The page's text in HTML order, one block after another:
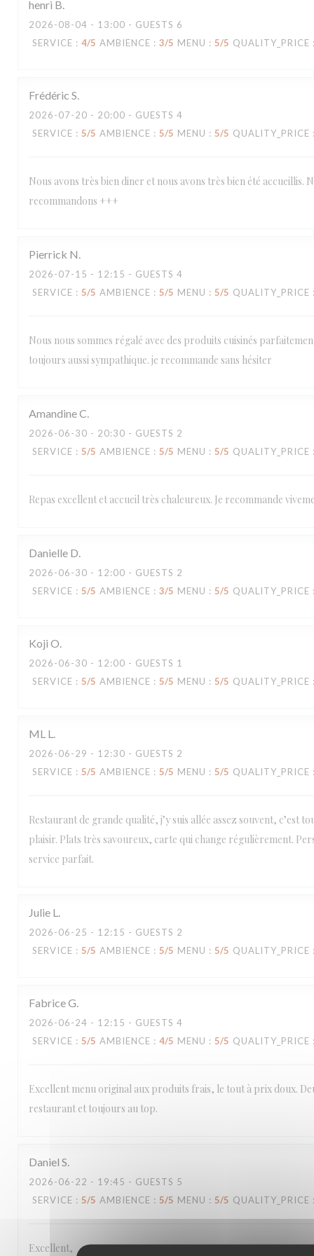
henri B
2026-08-04 - 13:00 - GUESTS 6
SERVICE : 4/5 AMBIENCE : 3/5 MENU : 5/5 QUALITY_PRICE
Frédéric S
2026-07-20 - 20:00 - GUESTS 4
SERVICE : 5/5 AMBIENCE : 5/5 MENU : 5/5 QUALITY_PRICE
Nous avons très bien diner et nous avons très bien été accueillis.
recommandons +++
Pierrick N
2026-07-15 - 12:15 - GUESTS 4
SERVICE : 5/5 AMBIENCE : 5/5 MENU : 5/5 QUALITY_PRICE
Nous nous sommes régalé avec des produits cuisinés
toujours aussi sympathique. je recommande sans hésiter
AmandineC
2026-06-30 - 20:30 - GUESTS 2
SERVICE : 5/5 AMBIENCE : 5/5 MENU : 5/5 QUALITY_PRICE
Repas excellent et accueil très chaleureux. Je recommande
Danielle D
2026-06-30 - 12:00 - GUESTS 2
SERVICE : 5/5 AMBIENCE : 3/5 MENU : 5/5 QUALITY_PRICE
Koji O
2026-06-30 - 12:00 - GUESTS 1
SERVICE : 5/5 AMBIENCE : 5/5 MENU : 5/5 QUALITY_PRICE
ML L
2026-06-29 - 12:30 - GUESTS 2
SERVICE : 5/5 AMBIENCE : 5/5 MENU : 5/5 QUALITY_PRICE
Restaurant de grande qualité, j’y suis allée assez souvent, c’est
plaisir. Plats très savoureux, carte qui change régulièrement.
service parfait.
Julie L
2026-06-25 - 12:15 - GUESTS 2
SERVICE : 5/5 AMBIENCE : 5/5 MENU : 5/5 QUALITY_PRICE
FabriceG
2026-06-24 - 12:15 - GUESTS 4
SERVICE : 5/5 AMBIENCE : 4/5 MENU : 5/5 QUALITY_PRICE
Excellent menu original aux produits frais, le tout à prix doux.
restaurant et toujours au top.
Daniel S
2026-06-22 - 19:45 - GUESTS 5
SERVICE : 5/5 AMBIENCE : 5/5 MENU : 5/5 QUALITY_PRICE
Excellent,